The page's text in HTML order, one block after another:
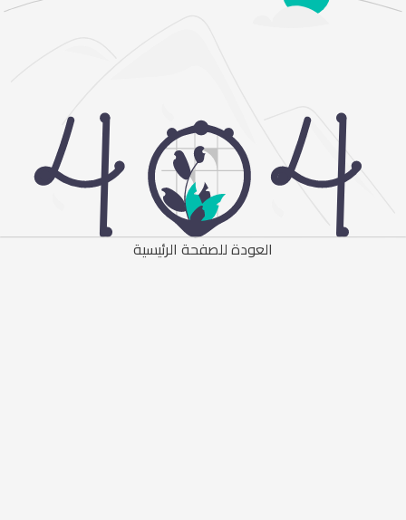
العودة للصفحة الرئيسية